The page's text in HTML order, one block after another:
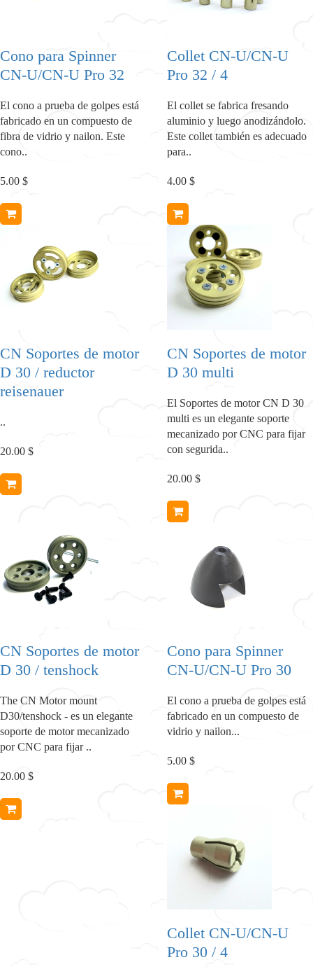
Cono para Spinner
CN-U/CN-U Pro 32
El cono a prueba de golpes está
fabricado en un compuesto de
fibra de vidrio y nailon. Este
cono..
5.00 $
Collet CN-U/CN-U
Pro 32 / 4
El collet se fabrica fresando
aluminio y luego anodizándolo.
Este collet también es adecuado
para..
4.00 $
CN Soportes de motor
D 30 / reductor
reisenauer
..
20.00 $
CN Soportes de motor
D 30 multi
El Soportes de motor CN D 30
multi es un elegante soporte
mecanizado por CNC para fijar
con segurida..
20.00 $
CN Soportes de motor
D 30 / tenshock
The CN Motor mount
D30/tenshock - es un elegante
soporte de motor mecanizado
por CNC para fijar ..
20.00 $
Cono para Spinner
CN-U/CN-U Pro 30
El cono a prueba de golpes está
fabricado en un compuesto de
vidrio y nailon...
5.00 $
Collet CN-U/CN-U
Pro 30 / 4